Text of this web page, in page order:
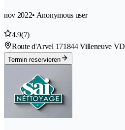
nov 2022• Anonymous user
4.9(7)
Route d'Arvel 171844 Villeneuve VD
Termin reservieren